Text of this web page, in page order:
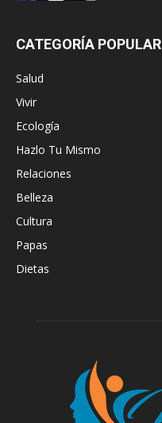
CATEGORÍA POPULAR
Salud
Vivir
Ecología
Hazlo Tu Mismo
Relaciones
Belleza
Cultura
Papas
Dietas